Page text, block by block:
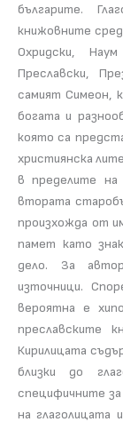
българите.
книжовните
Охридски,
Преславски,
самият Симеон,
богата и
която са
християнска
в пределите на
втората
произхожда от
памет като
дело. За
източници.
вероятна е
преславските
Кирилицата
близки до
специфичните за
на глаголицата